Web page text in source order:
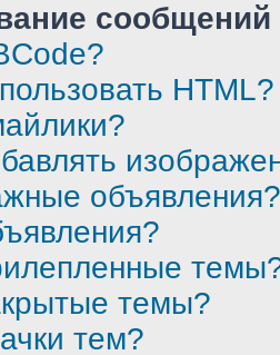
HTML?
объявления?
темы?
тем?